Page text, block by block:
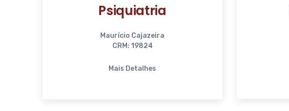
Psiquiatria
Maurício Cajazeira
CRM: 19824
Mais Detalhes